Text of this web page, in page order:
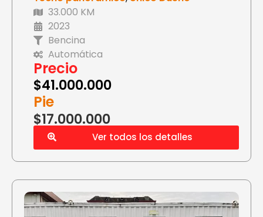
33.000 KM
2023
Bencina
Automática
Precio
$41.000.000
Pie
$17.000.000
Ver todos los detalles